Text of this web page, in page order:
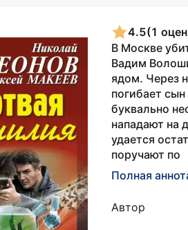
4.5(1
В Москве
Вадим
ядом. Через
погибает
буквально
нападают на
удается
поручают по
Полная
Автор